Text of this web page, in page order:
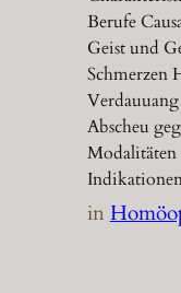
Berufe
Geist und
Schmerzen
Abscheu
Modalitäten
in